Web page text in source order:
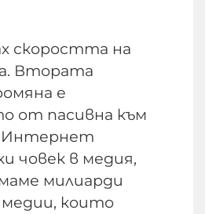
скоростта на
Втората
е
от пасивна към
Интернет
човек в медия,
милиарди
които